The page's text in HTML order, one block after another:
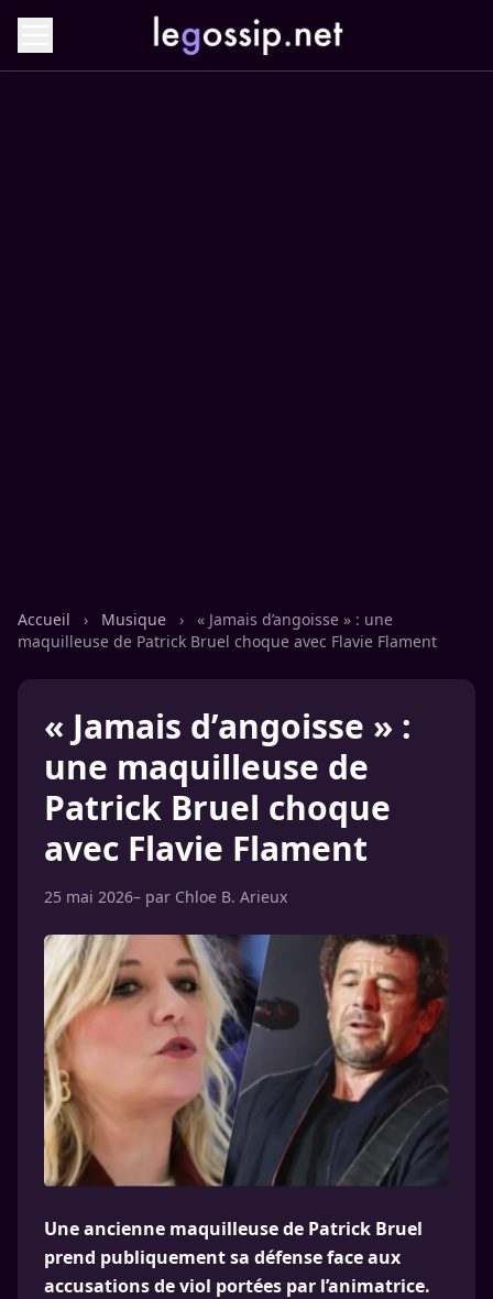
Accueil › Musique ›
« Jamais d’angoisse » : une
maquilleuse de Patrick Bruel choque avec Flavie Flament
« Jamais d’angoisse » :
une maquilleuse de
Patrick Bruel choque
avec Flavie Flament
25 mai 2026– par Chloe B. Arieux
Une ancienne maquilleuse de Patrick Bruel
prend publiquement sa défense face aux
accusations de viol portées par l’animatrice.